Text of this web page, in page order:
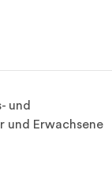
und
und Erwachsene